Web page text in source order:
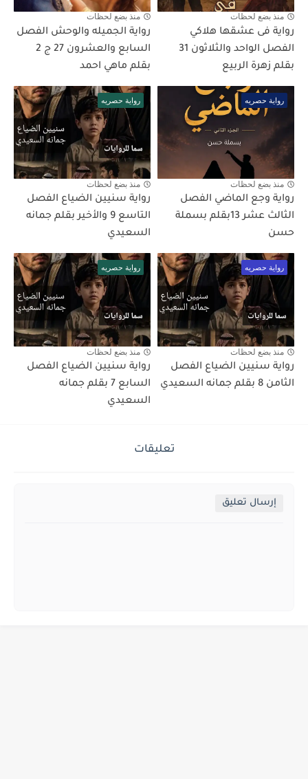
منذ بضع لحظات
رواية فى عشقها هلاكي
الفصل الواحد والثلاثون 31
بقلم زهرة الربيع
منذ بضع لحظات
رواية الجميله والوحش الفصل
السابع والعشرون 27 ج 2
بقلم ماهي احمد
رواية حصريه
منذ بضع لحظات
رواية وجع الماضي الفصل
الثالث عشر 13بقلم بسملة
حسن
رواية حصريه
منذ بضع لحظات
رواية سنيين الضياع الفصل
التاسع 9 والأخير بقلم جمانه
السعيدي
رواية حصريه
منذ بضع لحظات
رواية سنيين الضياع الفصل
الثامن 8 بقلم جمانه السعيدي
رواية حصريه
منذ بضع لحظات
رواية سنيين الضياع الفصل
السابع 7 بقلم جمانه
السعيدي
تعليقات
إرسال تعليق